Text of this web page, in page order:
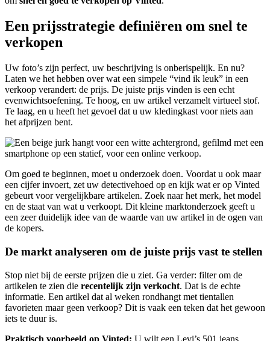
Een prijsstrategie definiëren om snel te
verkopen
Uw foto’s zijn perfect, uw beschrijving is onberispelijk. En nu?
Laten we het hebben over wat een simpele “vind ik leuk” in een
verkoop verandert: de prijs. De juiste prijs vinden is een echt
evenwichtsoefening. Te hoog, en uw artikel verzamelt virtueel stof.
Te laag, en u heeft het gevoel dat u uw kledingkast voor niets aan
het afprijzen bent.
Om goed te beginnen, moet u onderzoek doen. Voordat u ook maar
een cijfer invoert, zet uw detectivehoed op en kijk wat er op Vinted
gebeurt voor vergelijkbare artikelen. Zoek naar het merk, het model
en de staat van wat u verkoopt. Dit kleine marktonderzoek geeft u
een zeer duidelijk idee van de waarde van uw artikel in de ogen van
de kopers.
De markt analyseren om de juiste prijs vast te stellen
Stop niet bij de eerste prijzen die u ziet. Ga verder: filter om de
artikelen te zien die recentelijk zijn verkocht. Dat is de echte
informatie. Een artikel dat al weken rondhangt met tientallen
favorieten maar geen verkoop? Dit is vaak een teken dat het gewoon
iets te duur is.
Praktisch voorbeeld op Vinted: U wilt een Levi’s 501 jeans